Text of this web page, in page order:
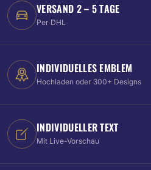
VERSAND 2 – 5 TAGE
Per DHL
INDIVIDUELLES EMBLEM
Hochladen oder 300+ Designs
INDIVIDUELLER TEXT
Mit Live-Vorschau